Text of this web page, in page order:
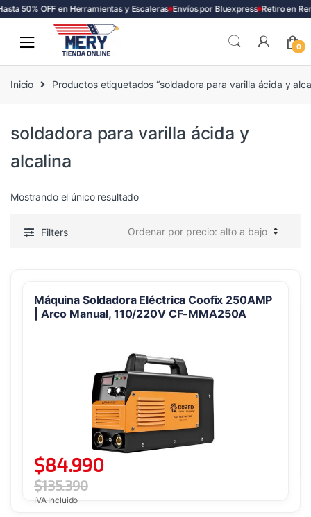
50% OFF en Herramientas y Escaleras Envíos por Bluexpress Retiro en
0
Inicio Productos etiquetados “soldadora para varilla ácida y
soldadora para varilla ácida y
alcalina
Mostrando el único resultado
Filters
Máquina Soldadora Eléctrica Coofix 250AMP
| Arco Manual, 110/220V CF-MMA250A
$84.990
$135.390
IVA Incluido